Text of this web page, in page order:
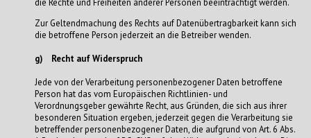
die Rechte und Freiheiten anderer Personen beeinträchtigt werden.
Zur Geltendmachung des Rechts auf Datenübertragbarkeit kann sich
die betroffene Person jederzeit an die Betreiber wenden.
g) Recht auf Widerspruch
Jede von der Verarbeitung personenbezogener Daten betroffene
Person hat das vom Europäischen Richtlinien- und
Verordnungsgeber gewährte Recht, aus Gründen, die sich aus ihrer
besonderen Situation ergeben, jederzeit gegen die Verarbeitung sie
betreffender personenbezogener Daten, die aufgrund von Art. 6 Abs.